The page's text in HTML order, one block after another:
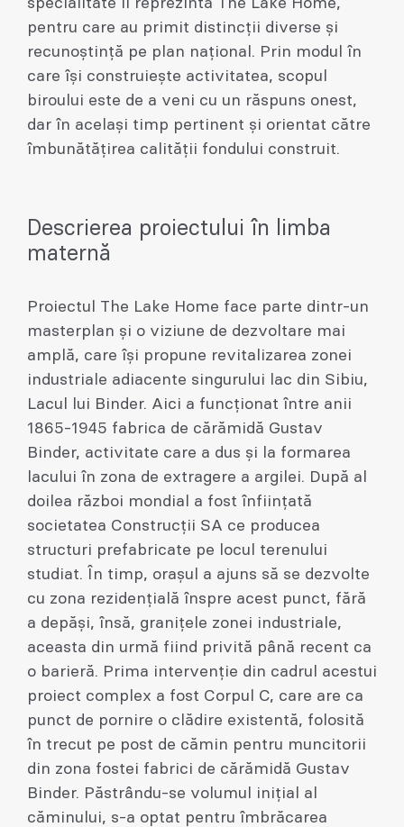
specialitate îl reprezintă The Lake Home,
pentru care au primit distincții diverse și
recunoștință pe plan național. Prin modul în
care își construiește activitatea, scopul
biroului este de a veni cu un răspuns onest,
dar în același timp pertinent și orientat către
îmbunătățirea calității fondului construit.
Descrierea proiectului în limba
maternă
Proiectul The Lake Home face parte dintr-un
masterplan și o viziune de dezvoltare mai
amplă, care își propune revitalizarea zonei
industriale adiacente singurului lac din Sibiu,
Lacul lui Binder. Aici a funcționat între anii
1865-1945 fabrica de cărămidă Gustav
Binder, activitate care a dus și la formarea
lacului în zona de extragere a argilei. După al
doilea război mondial a fost înființată
societatea Construcții SA ce producea
structuri prefabricate pe locul terenului
studiat. În timp, orașul a ajuns să se dezvolte
cu zona rezidențială înspre acest punct, fără
a depăși, însă, granițele zonei industriale,
aceasta din urmă fiind privită până recent ca
o barieră. Prima intervenție din cadrul acestui
proiect complex a fost Corpul C, care are ca
punct de pornire o clădire existentă, folosită
în trecut pe post de cămin pentru muncitorii
din zona fostei fabrici de cărămidă Gustav
Binder. Păstrându-se volumul inițial al
căminului, s-a optat pentru îmbrăcarea